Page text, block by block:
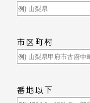
市区町村
番地以下